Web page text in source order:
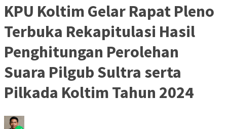
KPU Koltim Gelar Rapat Pleno
Terbuka Rekapitulasi Hasil
Penghitungan Perolehan
Suara Pilgub Sultra serta
Pilkada Koltim Tahun 2024